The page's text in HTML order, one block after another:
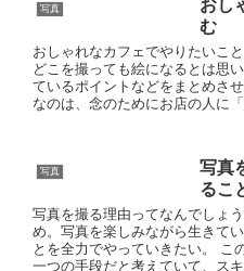
写真
おし
む
おしゃれなカフェでやりたいこ
どこを撮っても絵になるとは思
ているポイントなどをまとめさ
なのは、念のためにお店の人に
写真
写真
るこ
写真を撮る理由ってなんでしょ
め。写真を楽しみながら生きて
とを全力でやっていきたい。 こ
一つの手段だと考えていて、ス